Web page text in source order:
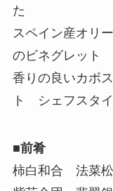
た
スペイン産オリ
のビネグレット
香りの良いカボ
ト シェフスタ
■前肴
柿白和合 法菜松